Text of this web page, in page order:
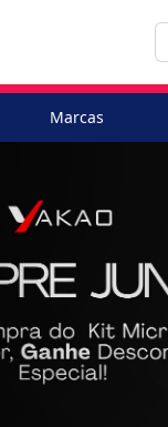
Marcas